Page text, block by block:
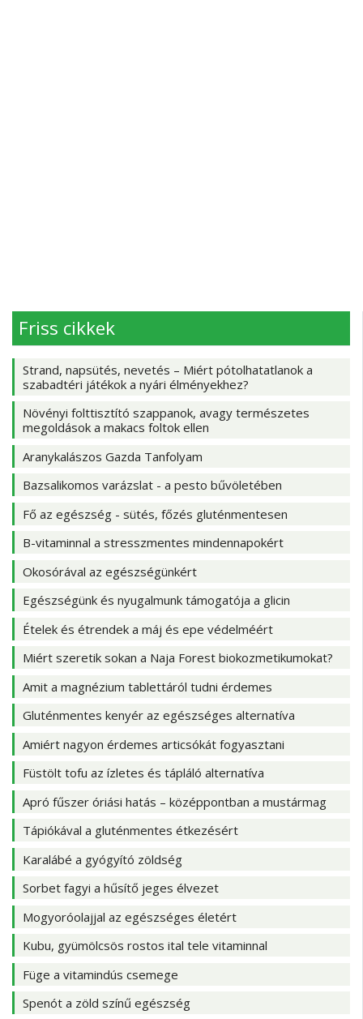
Friss cikkek
Strand, napsütés, nevetés – Miért pótolhatatlanok a
szabadtéri játékok a nyári élményekhez?
Növényi folttisztító szappanok, avagy természetes
megoldások a makacs foltok ellen
Aranykalászos Gazda Tanfolyam
Bazsalikomos varázslat - a pesto bűvöletében
Fő az egészség - sütés, főzés gluténmentesen
B-vitaminnal a stresszmentes mindennapokért
Okosórával az egészségünkért
Egészségünk és nyugalmunk támogatója a glicin
Ételek és étrendek a máj és epe védelméért
Miért szeretik sokan a Naja Forest biokozmetikumokat?
Amit a magnézium tablettáról tudni érdemes
Gluténmentes kenyér az egészséges alternatíva
Amiért nagyon érdemes articsókát fogyasztani
Füstölt tofu az ízletes és tápláló alternatíva
Apró fűszer óriási hatás – középpontban a mustármag
Tápiókával a gluténmentes étkezésért
Karalábé a gyógyító zöldség
Sorbet fagyi a hűsítő jeges élvezet
Mogyoróolajjal az egészséges életért
Kubu, gyümölcsös rostos ital tele vitaminnal
Füge a vitamindús csemege
Spenót a zöld színű egészség